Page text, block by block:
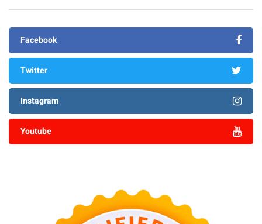
Facebook
Twitter
Instagram
Youtube